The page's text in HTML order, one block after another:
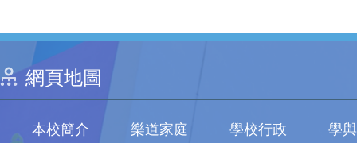
網頁地圖
本校簡介 樂道家庭 學校行政 學